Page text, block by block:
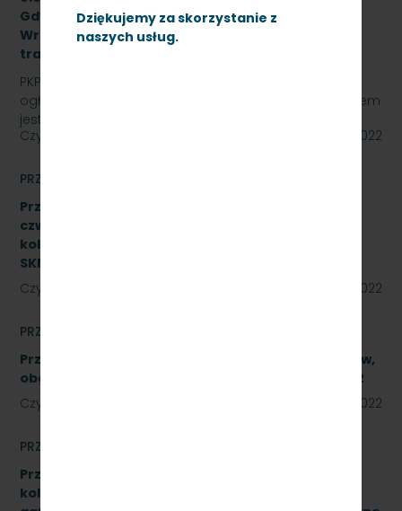
Dziękujemy za skorzystanie z
naszych usług.
Gdynia Cisowa,Gdańsk Śródmieście,Gdańsk
Wrzeszcz, Kościerzyna z opcją rozszerzenia o
trakcję spalinową, SKMMU.086.55.22
PKP SZYBKA KOLEJ MIEJSKA W TRÓJMIEŚCIE Sp. z o.o.
ogłasza przetarg nieograniczony, którego przedmiotem
jest świadczenie usług utrzymania czystości w…
Czytaj dalej
23 września 2022
PRZETARGI
Przetarg nieograniczony na wykonanie naprawy
czwartego poziomu utrzymania P4 pojazdów
kolejowych obejmujący dwa zadania.
SKMMU.086.46.22
Czytaj dalej
23 września 2022
PRZETARGI
Przetarg nieograniczony na naprawę podzespołów,
obejmującą trzy zadania. Znak SKMMU.086.39A.22
Czytaj dalej
12 września 2022
PRZETARGI
Przetarg nieograniczony na zakup i dostawę szyn
kolejowych 49E1 o jednostkowej długości 30 mb,